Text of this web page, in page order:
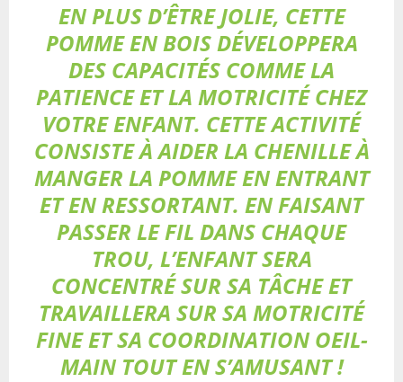
EN PLUS D’ÊTRE JOLIE, CETTE
POMME EN BOIS DÉVELOPPERA
DES CAPACITÉS COMME LA
PATIENCE ET LA MOTRICITÉ CHEZ
VOTRE ENFANT. CETTE ACTIVITÉ
CONSISTE À AIDER LA CHENILLE À
MANGER LA POMME EN ENTRANT
ET EN RESSORTANT. EN FAISANT
PASSER LE FIL DANS CHAQUE
TROU, L’ENFANT SERA
CONCENTRÉ SUR SA TÂCHE ET
TRAVAILLERA SUR SA MOTRICITÉ
FINE ET SA COORDINATION OEIL-
MAIN TOUT EN S’AMUSANT !